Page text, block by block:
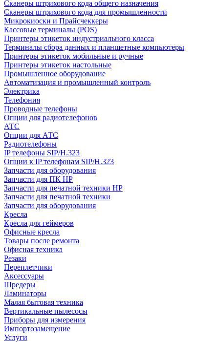
Сканеры штрихового кода общего назначения
Сканеры штрихового кода для промышленности
Микрокиоски и Прайсчеккеры
Кассовые терминалы (POS)
Принтеры этикеток индустриального класса
Терминалы сбора данных и планшетные компьютеры
Принтеры этикеток мобильные и ручные
Принтеры этикеток настольные
Промышленное оборудование
Автоматизация и промышленный контроль
Электрика
Телефония
Проводные телефоны
Опции для радиотелефонов
АТС
Опции для АТС
Радиотелефоны
IP телефоны SIP/H.323
Опции к IP телефонам SIP/H.323
Запчасти для оборудования
Запчасти для ПК HP
Запчасти для печатной техники HP
Запчасти для печатной техники
Запчасти для оборудования
Кресла
Кресла для геймеров
Офисные кресла
Товары после ремонта
Офисная техника
Резаки
Переплетчики
Аксессуары
Шредеры
Ламинаторы
Малая бытовая техника
Вертикальные пылесосы
Приборы для измерения
Импортозамещение
Услуги